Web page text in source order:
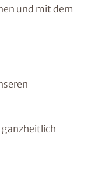
und mit dem
ganzheitlich